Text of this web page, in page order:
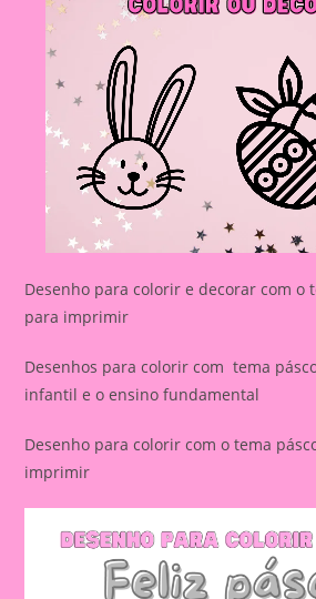
Desenho para colorir e decorar com o
para imprimir
Desenhos para colorir com tema
infantil e o ensino fundamental
Desenho para colorir com o tema
imprimir